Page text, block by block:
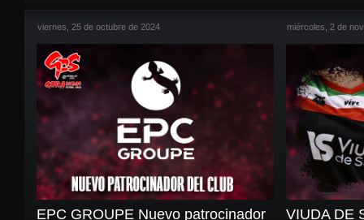
viernes, 25 de octubre de 2024
EPC GROUPE Nuevo patrocinador
miércoles, 2 de
VIUDA DE